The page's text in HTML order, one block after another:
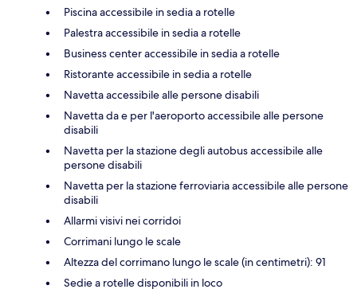
Piscina accessibile in sedia a rotelle
Palestra accessibile in sedia a rotelle
Business center accessibile in sedia a rotelle
Ristorante accessibile in sedia a rotelle
Navetta accessibile alle persone disabili
Navetta da e per l'aeroporto accessibile alle persone
disabili
Navetta per la stazione degli autobus accessibile alle
persone disabili
Navetta per la stazione ferroviaria accessibile alle persone
disabili
Allarmi visivi nei corridoi
Corrimani lungo le scale
Altezza del corrimano lungo le scale (in centimetri): 91
Sedie a rotelle disponibili in loco